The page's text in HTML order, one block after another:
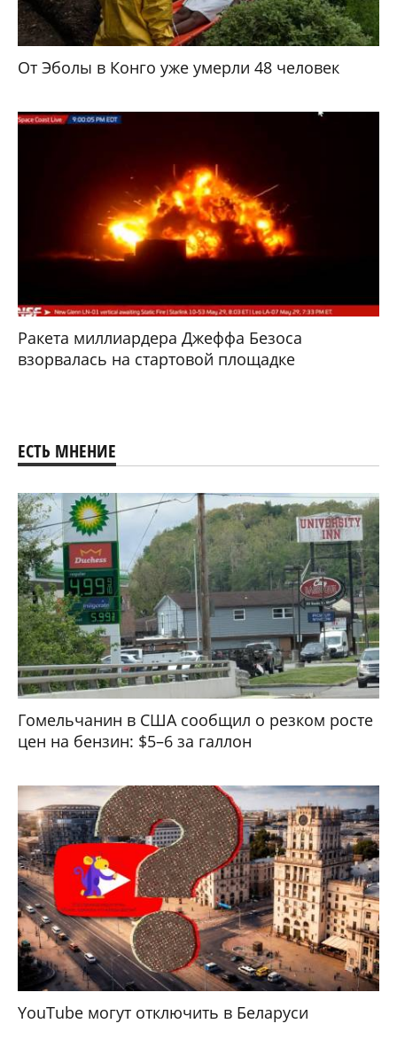
От Эболы в Конго уже умерли 48 человек
Ракета миллиардера Джеффа Безоса
взорвалась на стартовой площадке
ЕСТЬ МНЕНИЕ
Гомельчанин в США сообщил о резком росте
цен на бензин: $5–6 за галлон
YouTube могут отключить в Беларуси